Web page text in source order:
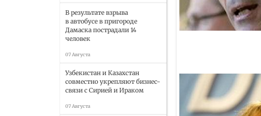
В результате взрыва
в автобусе в пригороде
Дамаска пострадали 14
человек
07 Августа
Узбекистан и Казахстан
совместно укрепляют бизнес-
связи с Сирией и Ираком
07 Августа